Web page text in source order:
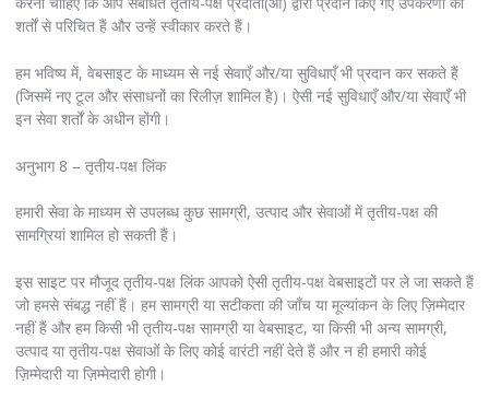
शर्तों से परिचित हैं और उन्हें स्वीकार करते हैं।
हम भविष्य में, वेबसाइट के माध्यम से नई सेवाएँ और/या सुविधाएँ भी प्रदान कर सकते हैं
(जिसमें नए टूल और संसाधनों का रिलीज़ शामिल है)। ऐसी नई सुविधाएँ और/या सेवाएँ भी
इन सेवा शर्तों के अधीन होंगी।
अनुभाग 8 – तृतीय-पक्ष लिंक
हमारी सेवा के माध्यम से उपलब्ध कुछ सामग्री, उत्पाद और सेवाओं में तृतीय-पक्ष की
सामग्रियां शामिल हो सकती हैं।
इस साइट पर मौजूद तृतीय-पक्ष लिंक आपको ऐसी तृतीय-पक्ष वेबसाइटों पर ले जा सकते हैं
जो हमसे संबद्ध नहीं हैं। हम सामग्री या सटीकता की जाँच या मूल्यांकन के लिए ज़िम्मेदार
नहीं हैं और हम किसी भी तृतीय-पक्ष सामग्री या वेबसाइट, या किसी भी अन्य सामग्री,
उत्पाद या तृतीय-पक्ष सेवाओं के लिए कोई वारंटी नहीं देते हैं और न ही हमारी कोई
ज़िम्मेदारी या ज़िम्मेदारी होगी।